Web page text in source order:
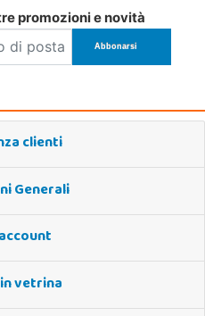
promozioni e novità
clienti
Generali
vetrina